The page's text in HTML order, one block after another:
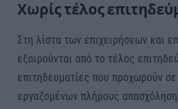
Χωρίς τέλος
Στη λίστα των επιχειρήσεων και
εξαιρούνται από το τέλος
επιτηδευματίες που προχωρούν
εργαζομένων πλήρους